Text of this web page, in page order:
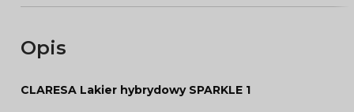
Opis
CLARESA Lakier hybrydowy SPARKLE 1